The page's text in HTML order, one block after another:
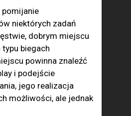
pomijanie
niektórych zadań
dobrym miejscu
typu biegach
powinna znaleźć
i podejście
jego realizacja
możliwości, ale jednak